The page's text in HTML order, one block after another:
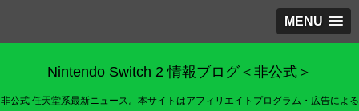
MENU
Nintendo Switch 2 情報ブログ＜非公式＞
非公式 任天堂系最新ニュース。本サイトはアフィリエイトプログラム・広告による